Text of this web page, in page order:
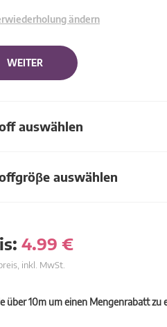
ändern
WEITER
auswählen
auswählen
4.99 €
inkl. MwSt.
über 10m um einen Mengenrabatt zu